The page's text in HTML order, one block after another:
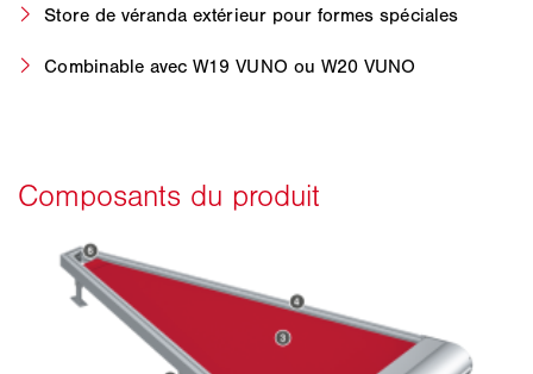
Store de véranda extérieur pour formes spéciales
Combinable avec W19 VUNO ou W20 VUNO